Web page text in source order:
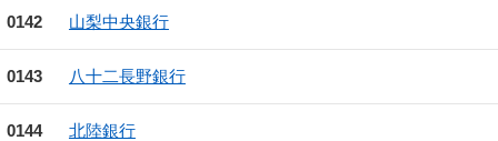
0142 山梨中央銀行
0143 八十二長野銀行
0144 北陸銀行